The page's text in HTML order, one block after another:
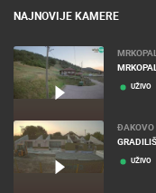
NAJNOVIJE KAMERE
UŽIVO
ĐAKOVO
UŽIVO